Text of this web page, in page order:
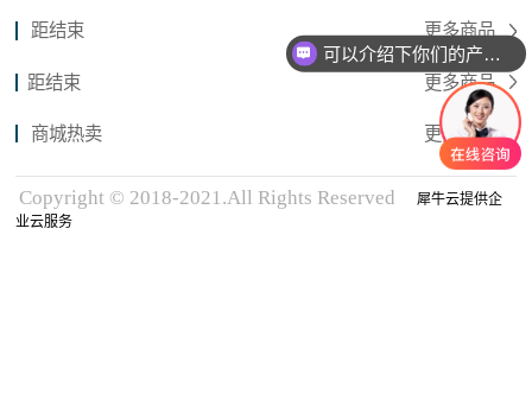
距结束 更多商品
距结束 更多商品
商城热卖 更多商品
Copyright © 2018-2021.All Rights Reserved
犀牛云提供企
业云服务